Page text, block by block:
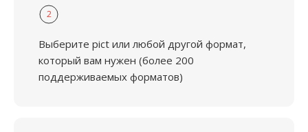
2
Выберите pict или любой другой формат,
который вам нужен (более 200
поддерживаемых форматов)